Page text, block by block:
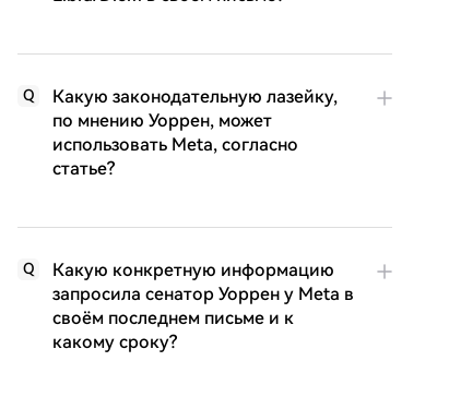
Q
Какую законодательную лазейку,
по мнению Уоррен, может
использовать Meta, согласно
статье?
Q
Какую конкретную информацию
запросила сенатор Уоррен у Meta в
своём последнем письме и к
какому сроку?